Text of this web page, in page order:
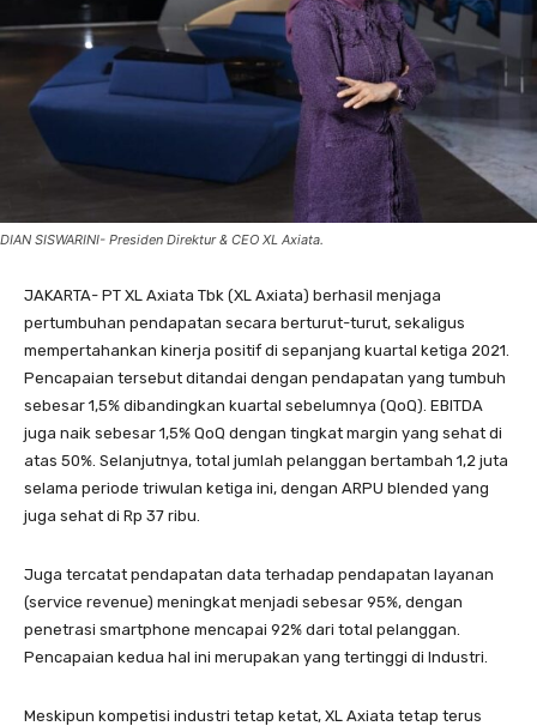
DIAN SISWARINI- Presiden Direktur & CEO XL Axiata.
JAKARTA- PT XL Axiata Tbk (XL Axiata) berhasil menjaga
pertumbuhan pendapatan secara berturut-turut, sekaligus
mempertahankan kinerja positif di sepanjang kuartal ketiga 2021.
Pencapaian tersebut ditandai dengan pendapatan yang tumbuh
sebesar 1,5% dibandingkan kuartal sebelumnya (QoQ). EBITDA
juga naik sebesar 1,5% QoQ dengan tingkat margin yang sehat di
atas 50%. Selanjutnya, total jumlah pelanggan bertambah 1,2 juta
selama periode triwulan ketiga ini, dengan ARPU blended yang
juga sehat di Rp 37 ribu.
Juga tercatat pendapatan data terhadap pendapatan layanan
(service revenue) meningkat menjadi sebesar 95%, dengan
penetrasi smartphone mencapai 92% dari total pelanggan.
Pencapaian kedua hal ini merupakan yang tertinggi di Industri.
Meskipun kompetisi industri tetap ketat, XL Axiata tetap terus